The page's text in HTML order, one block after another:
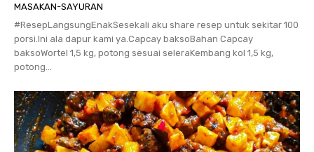
MASAKAN-SAYURAN
#ResepLangsungEnakSesekali aku share resep untuk sekitar 100
porsi.Ini ala dapur kami ya.Capcay baksoBahan Capcay
baksoWortel 1,5 kg, potong sesuai seleraKembang kol 1,5 kg,
potong...